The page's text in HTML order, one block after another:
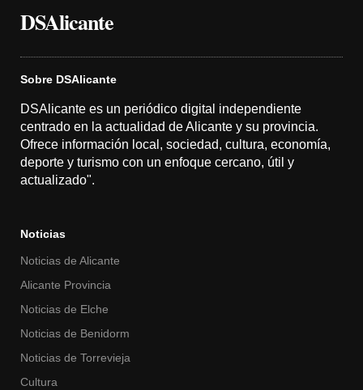
DSAlicante
Sobre DSAlicante
DSAlicante es un periódico digital independiente
centrado en la actualidad de Alicante y su provincia.
Ofrece información local, sociedad, cultura, economía,
deporte y turismo con un enfoque cercano, útil y
actualizado".
Noticias
Noticias de Alicante
Alicante Provincia
Noticias de Elche
Noticias de Benidorm
Noticias de Torrevieja
Cultura